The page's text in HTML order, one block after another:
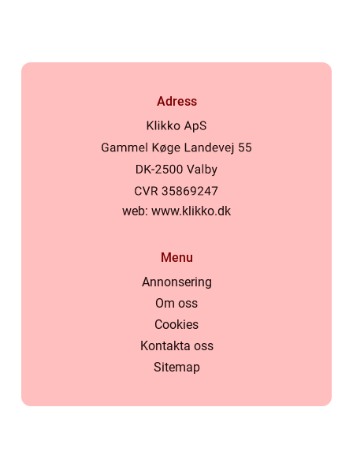
Adress
web: www.klikko.dk
Menu
Annonsering
Om oss
Cookies
Kontakta oss
Sitemap